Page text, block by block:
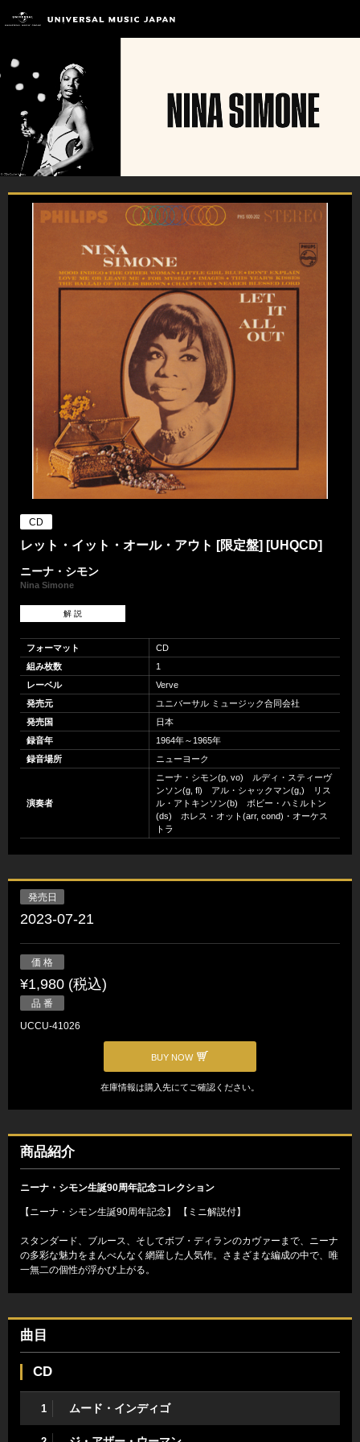
CD
レット・イット・オール・アウト [限定盤] [UHQCD]
ニーナ・シモン
Nina Simone
解 説
フォーマット
CD
組み枚数
1
レーベル
Verve
発売元
ユニバーサル ミュージック合同会社
発売国
日本
録音年
1964年～1965年
録音場所
ニューヨーク
演奏者
ニーナ・シモン(p, vo) ルディ・スティーヴ
ンソン(g, fl) アル・シャックマン(g,) リス
ル・アトキンソン(b) ボビー・ハミルトン
(ds) ホレス・オット(arr, cond)・オーケス
トラ
発売日
2023-07-21
価 格
¥1,980 (税込)
品 番
UCCU-41026
BUY NOW
在庫情報は購入先にてご確認ください。
商品紹介
ニーナ・シモン生誕90周年記念コレクション
【ニーナ・シモン生誕90周年記念】 【ミニ解説付】
スタンダード、ブルース、そしてボブ・ディランのカヴァーまで、ニーナ
の多彩な魅力をまんべんなく網羅した人気作。さまざまな編成の中で、唯
一無二の個性が浮かび上がる。
曲目
CD
1 ムード・インディゴ